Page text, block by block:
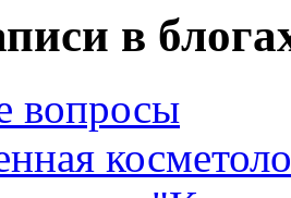
в
вопросы